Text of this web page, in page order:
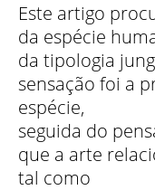
Este artigo
da espécie
da tipologia
sensação foi a
espécie,
seguida do
que a arte
tal como